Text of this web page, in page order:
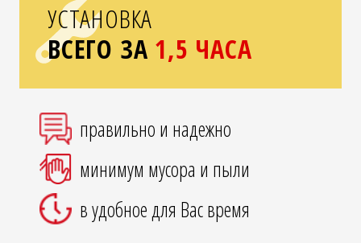
УСТАНОВКА
ВСЕГО ЗА 1,5 ЧАСА
правильно и надежно
минимум мусора и пыли
в удобное для Вас время